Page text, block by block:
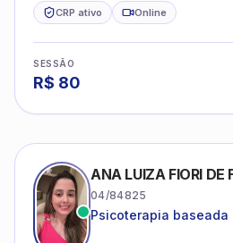
CRP ativo Online
SESSÃO
R$ 80
ANA LUIZA FIORI DE
04/84825
Psicoterapia baseada